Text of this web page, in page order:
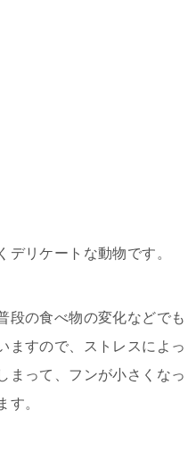
デリケートな動物です。
段の食べ物の変化などでも
ますので、ストレスによっ
まって、フンが小さくなっ
す。